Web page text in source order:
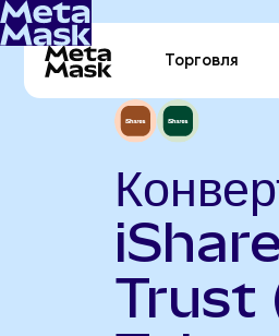
Торговля
Trust